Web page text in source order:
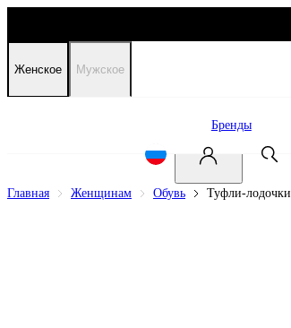
Женское Мужское
Бренды
Главная Женщинам Обувь Туфли-лодочки